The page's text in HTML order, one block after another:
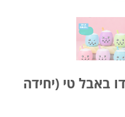
באבל טי (יחידה